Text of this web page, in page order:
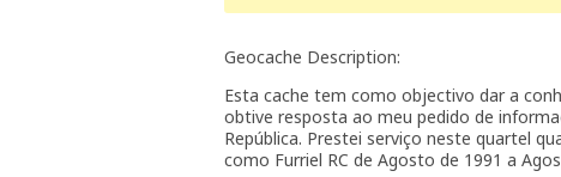
Geocache Description:
Esta cache tem como objectivo dar a
obtive resposta ao meu pedido de
República. Prestei serviço neste quartel
como Furriel RC de Agosto de 1991 a